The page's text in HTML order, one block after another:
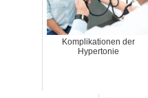
Komplikationen der
Hypertonie